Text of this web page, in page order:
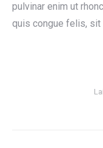
pulvinar enim ut
quis congue felis, sit